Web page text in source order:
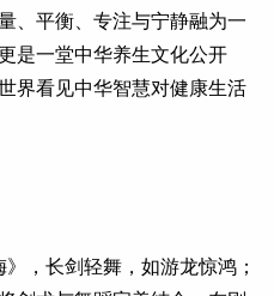
、平衡、专注与宁静融为一
是一堂中华养生文化公开
界看见中华智慧对健康生活
，长剑轻舞，如游龙惊鸿；